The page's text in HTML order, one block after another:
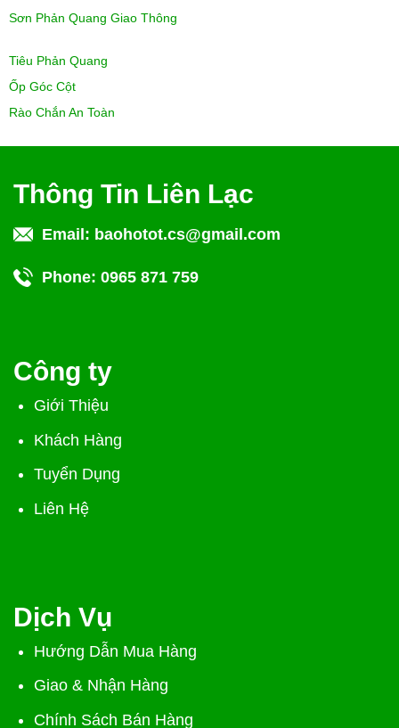
Sơn Phản Quang Giao Thông
Tiêu Phản Quang
Ốp Góc Cột
Rào Chắn An Toàn
Thông Tin Liên Lạc
Email: baohotot.cs@gmail.com
Phone: 0965 871 759
Công ty
Giới Thiệu
Khách Hàng
Tuyển Dụng
Liên Hệ
Dịch Vụ
Hướng Dẫn Mua Hàng
Giao & Nhận Hàng
Chính Sách Bán Hàng